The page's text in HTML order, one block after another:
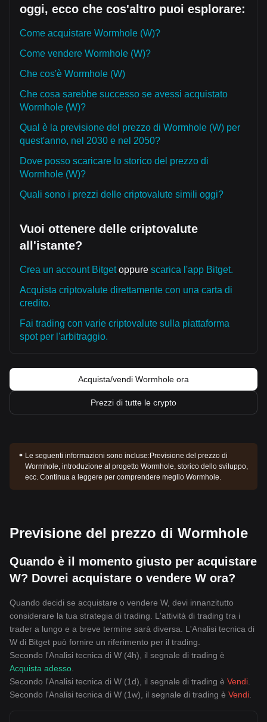
oggi, ecco che cos'altro puoi esplorare:
Come acquistare Wormhole (W)?
Come vendere Wormhole (W)?
Che cos'è Wormhole (W)
Che cosa sarebbe successo se avessi acquistato
Wormhole (W)?
Qual è la previsione del prezzo di Wormhole (W) per
quest'anno, nel 2030 e nel 2050?
Dove posso scaricare lo storico del prezzo di
Wormhole (W)?
Quali sono i prezzi delle criptovalute simili oggi?
Vuoi ottenere delle criptovalute
all'istante?
Crea un account Bitgetoppure scarica l'app Bitget.
Acquista criptovalute direttamente con una carta di
credito.
Fai trading con varie criptovalute sulla piattaforma
spot per l'arbitraggio.
Acquista/vendi Wormhole ora
Prezzi di tutte le crypto
Le seguenti informazioni sono incluse:Previsione del prezzo di
Wormhole, introduzione al progetto Wormhole, storico dello sviluppo,
ecc. Continua a leggere per comprendere meglio Wormhole.
Previsione del prezzo di Wormhole
Quando è il momento giusto per acquistare
W? Dovrei acquistare o vendere W ora?
Quando decidi se acquistare o vendere W, devi innanzitutto
considerare la tua strategia di trading. L'attività di trading tra i
trader a lungo e a breve termine sarà diversa. L'Analisi tecnica di
W di Bitget può fornire un riferimento per il trading.
Secondo l'Analisi tecnica di W (4h), il segnale di trading è
Acquista adesso
Secondo l'Analisi tecnica di W (1d), il segnale di trading è Vendi
Secondo l'Analisi tecnica di W (1w), il segnale di trading è Vendi